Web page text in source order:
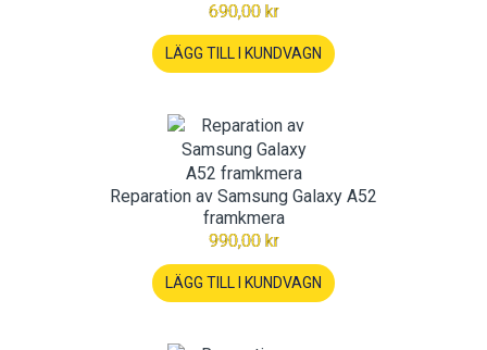
690,00 kr
LÄGG TILL I KUNDVAGN
Reparation av Samsung Galaxy A52
framkmera
990,00 kr
LÄGG TILL I KUNDVAGN